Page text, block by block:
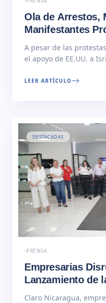
Ola de Arrestos,
Manifestantes
Detenidos en
A pesar de las
el apoyo de EE.UU. a
universitarios. Más de
LEER ARTÍCULO
DESTACADAS
PRENSA
Empresarias
Lanzamiento de
Bootcamp
Claro Nicaragua,